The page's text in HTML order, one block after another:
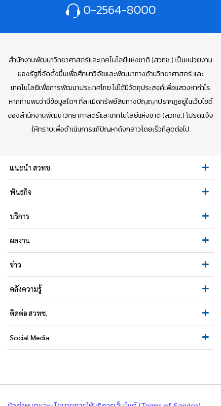
0-2564-8000
สำนักงานพัฒนาวิทยาศาสตร์และเทคโนโลยีแห่งชาติ (สวทช.) เป็นหน่วยงาน
ของรัฐที่จัดตั้งขึ้นเพื่อศึกษาวิจัยและพัฒนาทางด้านวิทยาศาสตร์ และ
เทคโนโลยีเพื่อการพัฒนาประเทศไทย ไม่ได้มีวัตถุประสงค์เพื่อแสวงหากำไร
หากท่านพบว่ามีข้อมูลใดๆ ที่ละเมิดทรัพย์สินทางปัญญาปรากฏอยู่ในเว็บไซต์
ของสำนักงานพัฒนาวิทยาศาสตร์และเทคโนโลยีแห่งชาติ (สวทช.) โปรดแจ้ง
ให้ทราบเพื่อดำเนินการแก้ปัญหาดังกล่าวโดยเร็วที่สุดต่อไป
แนะนำ สวทช.
พันธกิจ
บริการ
ผลงาน
ข่าว
คลังความรู้
ติดต่อ สวทช.
Social Media